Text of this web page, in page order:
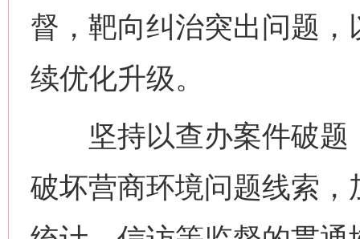
督，靶向纠治突出问题
续优化升级。
坚持以查办案件破题
破坏营商环境问题线索